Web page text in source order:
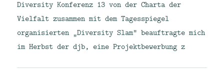
Diversity Konferenz 13 von der Charta der
Vielfalt zusammen mit dem Tagesspiegel
organisierten „Diversity Slam“ beauftragte mich
im Herbst der djb, eine Projektbewerbung z